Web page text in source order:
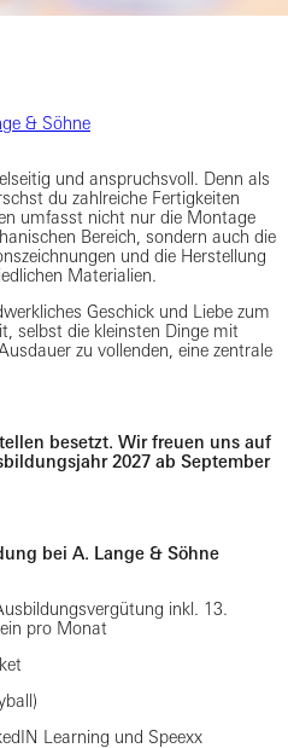
& Söhne
und anspruchsvoll. Denn als
du zahlreiche Fertigkeiten
umfasst nicht nur die Montage
Bereich, sondern auch die
und die Herstellung
Materialien.
Geschick und Liebe zum
selbst die kleinsten Dinge mit
zu vollenden, eine zentrale
besetzt. Wir freuen uns auf
2027 ab September
bei A. Lange & Söhne
inkl. 13.
pro Monat
Learning und Speexx